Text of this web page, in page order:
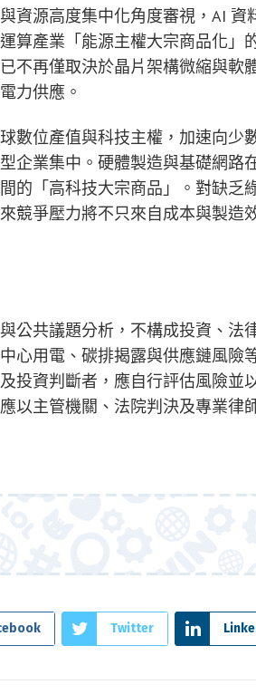
資源高度集中化角度審視，AI 資
算產業「能源主權大宗商品化」
不再僅取決於晶片架構微縮與軟
力供應。
數位產值與科技主權，加速向少
企業集中。硬體製造與基礎網
的「高科技大宗商品」。對缺乏
競爭壓力將不只來自成本與製造
公共議題分析，不構成投資、法
心用電、碳排揭露與供應鏈風險
投資判斷者，應自行評估風險並
以主管機關、法院判決及專業律
Twitter